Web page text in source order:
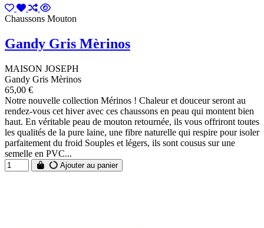
Chaussons Mouton
Gandy Gris Mèrinos
MAISON JOSEPH
Gandy Gris Mèrinos
65,00 €
Notre nouvelle collection Mérinos ! Chaleur et douceur seront au
rendez-vous cet hiver avec ces chaussons en peau qui montent bien
haut. En véritable peau de mouton retournée, ils vous offriront toutes
les qualités de la pure laine, une fibre naturelle qui respire pour isoler
parfaitement du froid Souples et légers, ils sont cousus sur une
semelle en PVC...
Ajouter au panier